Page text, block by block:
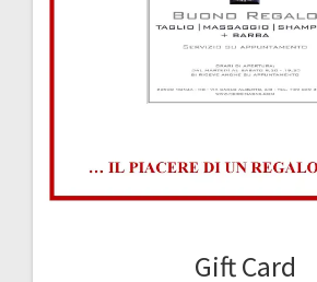
Gift Card